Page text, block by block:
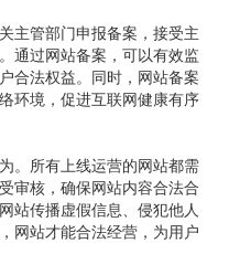
主管部门申报备案，接受主
通过网站备案，可以有效监
合法权益。同时，网站备案
环境，促进互联网健康有序
。所有上线运营的网站都需
审核，确保网站内容合法合
站传播虚假信息、侵犯他人
网站才能合法经营，为用户